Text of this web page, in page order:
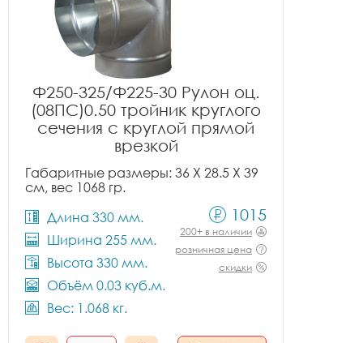
Ф250-325/Ф225-30 Рулон оц.
(08ПС)0.50 тройник круглого
сечения с круглой прямой
врезкой
Габаритные размеры: 36 X 28.5 X 39
см, вес 1068 гр.
Длина 330 мм.
Ширина 255 мм.
Высота 330 мм.
Объём 0.03 куб.м.
Вес: 1.068 кг.
1015
200+ в наличии
розничная цена
скидки